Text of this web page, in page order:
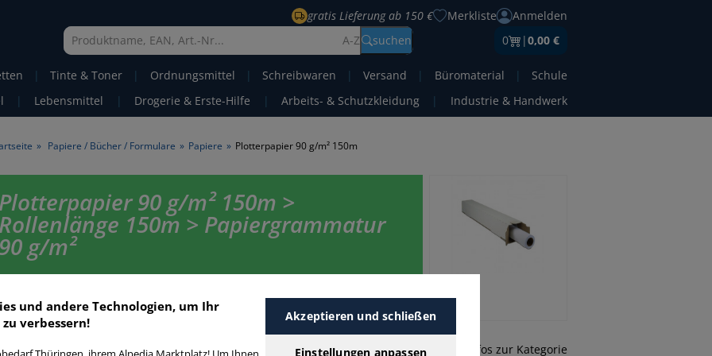
gratis Lieferung ab 150 € Merkliste
Anmelden
A-Z
suchen 0 |0,00 €
| Tinte & Toner | Ordnungsmittel | Schreibwaren | Versand | Büromaterial |
Schule
| Lebensmittel | Drogerie & Erste-Hilfe | Arbeits- & Schutzkleidung | Industrie & Handwerk
» Papiere / Bücher / Formulare » Papiere » Plotterpapier 90 g/m² 150m
90 g/m² 150m >
150m > Papiergrammatur
g/m²
Plotterpapier 90 gm² 150m mit unserer Filter-Funktion.
90 g/m² 150m mehr Infos zur Kategorie
und andere Technologien, um Ihr
verbessern!
Akzeptieren und schließen
Einstellungen anpassen